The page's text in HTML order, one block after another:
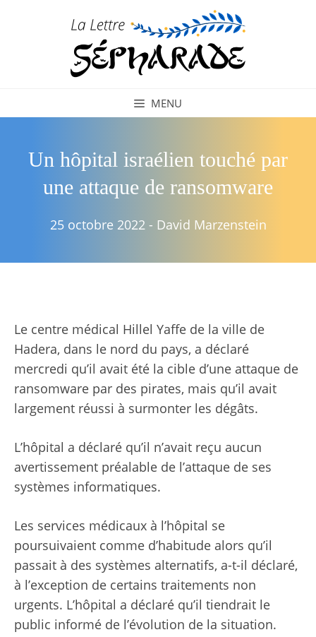
MENU
Un hôpital israélien touché par
une attaque de ransomware
25 octobre 2022 - David Marzenstein
Le centre médical Hillel Yaffe de la ville de
Hadera, dans le nord du pays, a déclaré
mercredi qu’il avait été la cible d’une attaque de
ransomware par des pirates, mais qu’il avait
largement réussi à surmonter les dégâts.
L’hôpital a déclaré qu’il n’avait reçu aucun
avertissement préalable de l’attaque de ses
systèmes informatiques.
Les services médicaux à l’hôpital se
poursuivaient comme d’habitude alors qu’il
passait à des systèmes alternatifs, a-t-il déclaré,
à l’exception de certains traitements non
urgents. L’hôpital a déclaré qu’il tiendrait le
public informé de l’évolution de la situation.